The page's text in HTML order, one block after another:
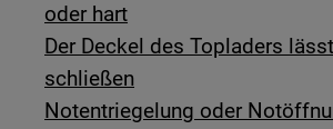
oder hart
Der Deckel des Topladers
schließen
Notentriegelung oder